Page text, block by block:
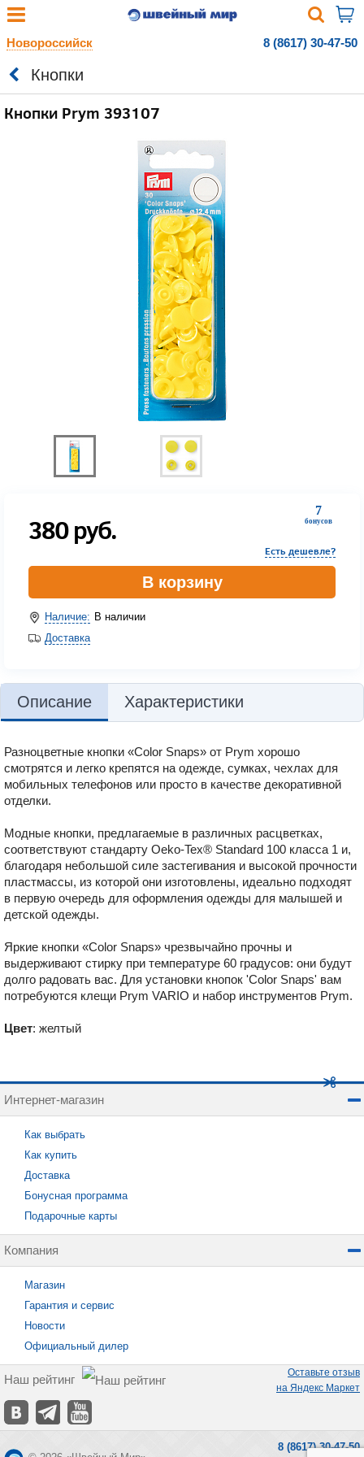
Новороссийск 8 (8617) 30-47-50
Кнопки
Кнопки Prym 393107
7
бонусов
380руб.
Есть дешевле?
В корзину
Наличие: В наличии
Доставка
Описание Характеристики
Разноцветные кнопки «Color Snaps» от Prym хорошо
смотрятся и легко крепятся на одежде, сумках, чехлах для
мобильных телефонов или просто в качестве декоративной
отделки.
Модные кнопки, предлагаемые в различных расцветках,
соответствуют стандарту Oeko-Tex® Standard 100 класса 1 и,
благодаря небольшой силе застегивания и высокой прочности
пластмассы, из которой они изготовлены, идеально подходят
в первую очередь для оформления одежды для малышей и
детской одежды.
Яркие кнопки «Color Snaps» чрезвычайно прочны и
выдерживают стирку при температуре 60 градусов: они будут
долго радовать вас. Для установки кнопок ʹColor Snapsʹ вам
потребуются клещи Prym VARIO и набор инструментов Prym.
Цвет: желтый
Интернет-магазин
Как выбрать
Как купить
Доставка
Бонусная программа
Подарочные карты
Компания
Магазин
Гарантия и сервис
Новости
Официальный дилер
Наш рейтинг
Оставьте отзыв
на Яндекс Маркет
8 (8617) 30-47-50